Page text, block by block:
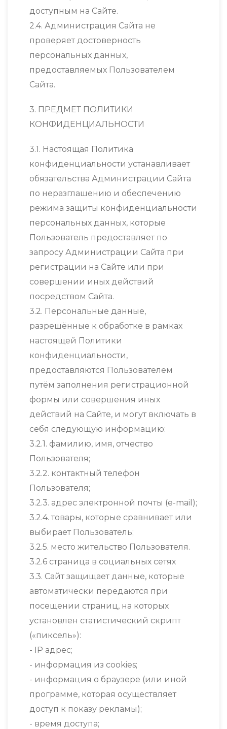
доступным на Сайте.
2.4. Администрация Сайта не
проверяет достоверность
персональных данных,
предоставляемых Пользователем
Сайта.
3. ПРЕДМЕТ ПОЛИТИКИ
КОНФИДЕНЦИАЛЬНОСТИ
3.1. Настоящая Политика
конфиденциальности устанавливает
обязательства Администрации Сайта
по неразглашению и обеспечению
режима защиты конфиденциальности
персональных данных, которые
Пользователь предоставляет по
запросу Администрации Сайта при
регистрации на Сайте или при
совершении иных действий
посредством Сайта.
3.2. Персональные данные,
разрешённые к обработке в рамках
настоящей Политики
конфиденциальности,
предоставляются Пользователем
путём заполнения регистрационной
формы или совершения иных
действий на Сайте, и могут включать в
себя следующую информацию:
3.2.1. фамилию, имя, отчество
Пользователя;
3.2.2. контактный телефон
Пользователя;
3.2.3. адрес электронной почты (e-mail);
3.2.4. товары, которые сравнивает или
выбирает Пользователь;
3.2.5. место жительство Пользователя.
3.2.6 страница в социальных сетях
3.3. Сайт защищает данные, которые
автоматически передаются при
посещении страниц, на которых
установлен статистический скрипт
(«пиксель»):
- IP адрес;
- информация из cookies;
- информация о браузере (или иной
программе, которая осуществляет
доступ к показу рекламы);
- время доступа;